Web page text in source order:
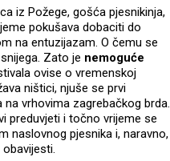
iz Požege, gošća pjesnikinja,
pokušava dobaciti do
na entuzijazam. O čemu se
Zato je nemoguće
ovise o vremenskoj
ništici, njuše se prvi
vrhovima zagrebačkog brda.
preduvjeti i točno vrijeme se
naslovnog pjesnika i, naravno,